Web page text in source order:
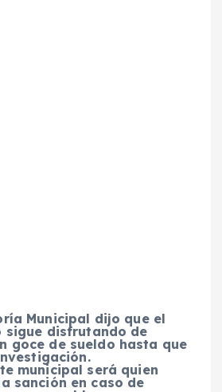
Municipal dijo que el
sigue disfrutando de
goce de sueldo hasta que
municipal será quien
sanción en caso de